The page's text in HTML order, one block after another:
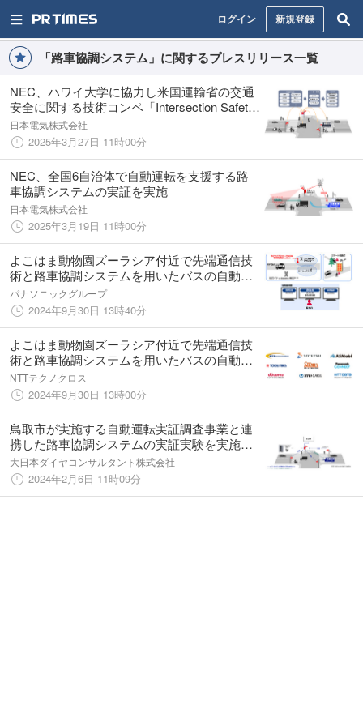
ログイン 新規登録
「路車協調システム」に関するプレスリリース一覧
NEC、ハワイ大学に協力し米国運輸省の交通
安全に関する技術コンペ「Intersection Safety
Challenge」にて最高位賞の獲得に貢献
日本電気株式会社
2025年3月27日 11時00分
NEC、全国6自治体で自動運転を支援する路
車協調システムの実証を実施
日本電気株式会社
2025年3月19日 11時00分
よこはま動物園ズーラシア付近で先端通信技
術と路車協調システムを用いたバスの自動運
転に関する実証実験を開始
パナソニックグループ
2024年9月30日 13時40分
よこはま動物園ズーラシア付近で先端通信技
術と路車協調システムを用いたバスの自動運
転に関する実証実験を開始～無線通信の最適
化で混雑エリアでも安全な自動運転をめざす
～
NTTテクノクロス
2024年9月30日 13時00分
鳥取市が実施する自動運転実証調査事業と連
携した路車協調システムの実証実験を実施し
ます
大日本ダイヤコンサルタント株式会社
2024年2月6日 11時09分